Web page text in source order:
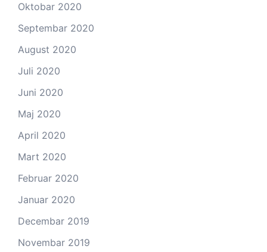
Oktobar 2020
Septembar 2020
August 2020
Juli 2020
Juni 2020
Maj 2020
April 2020
Mart 2020
Februar 2020
Januar 2020
Decembar 2019
Novembar 2019